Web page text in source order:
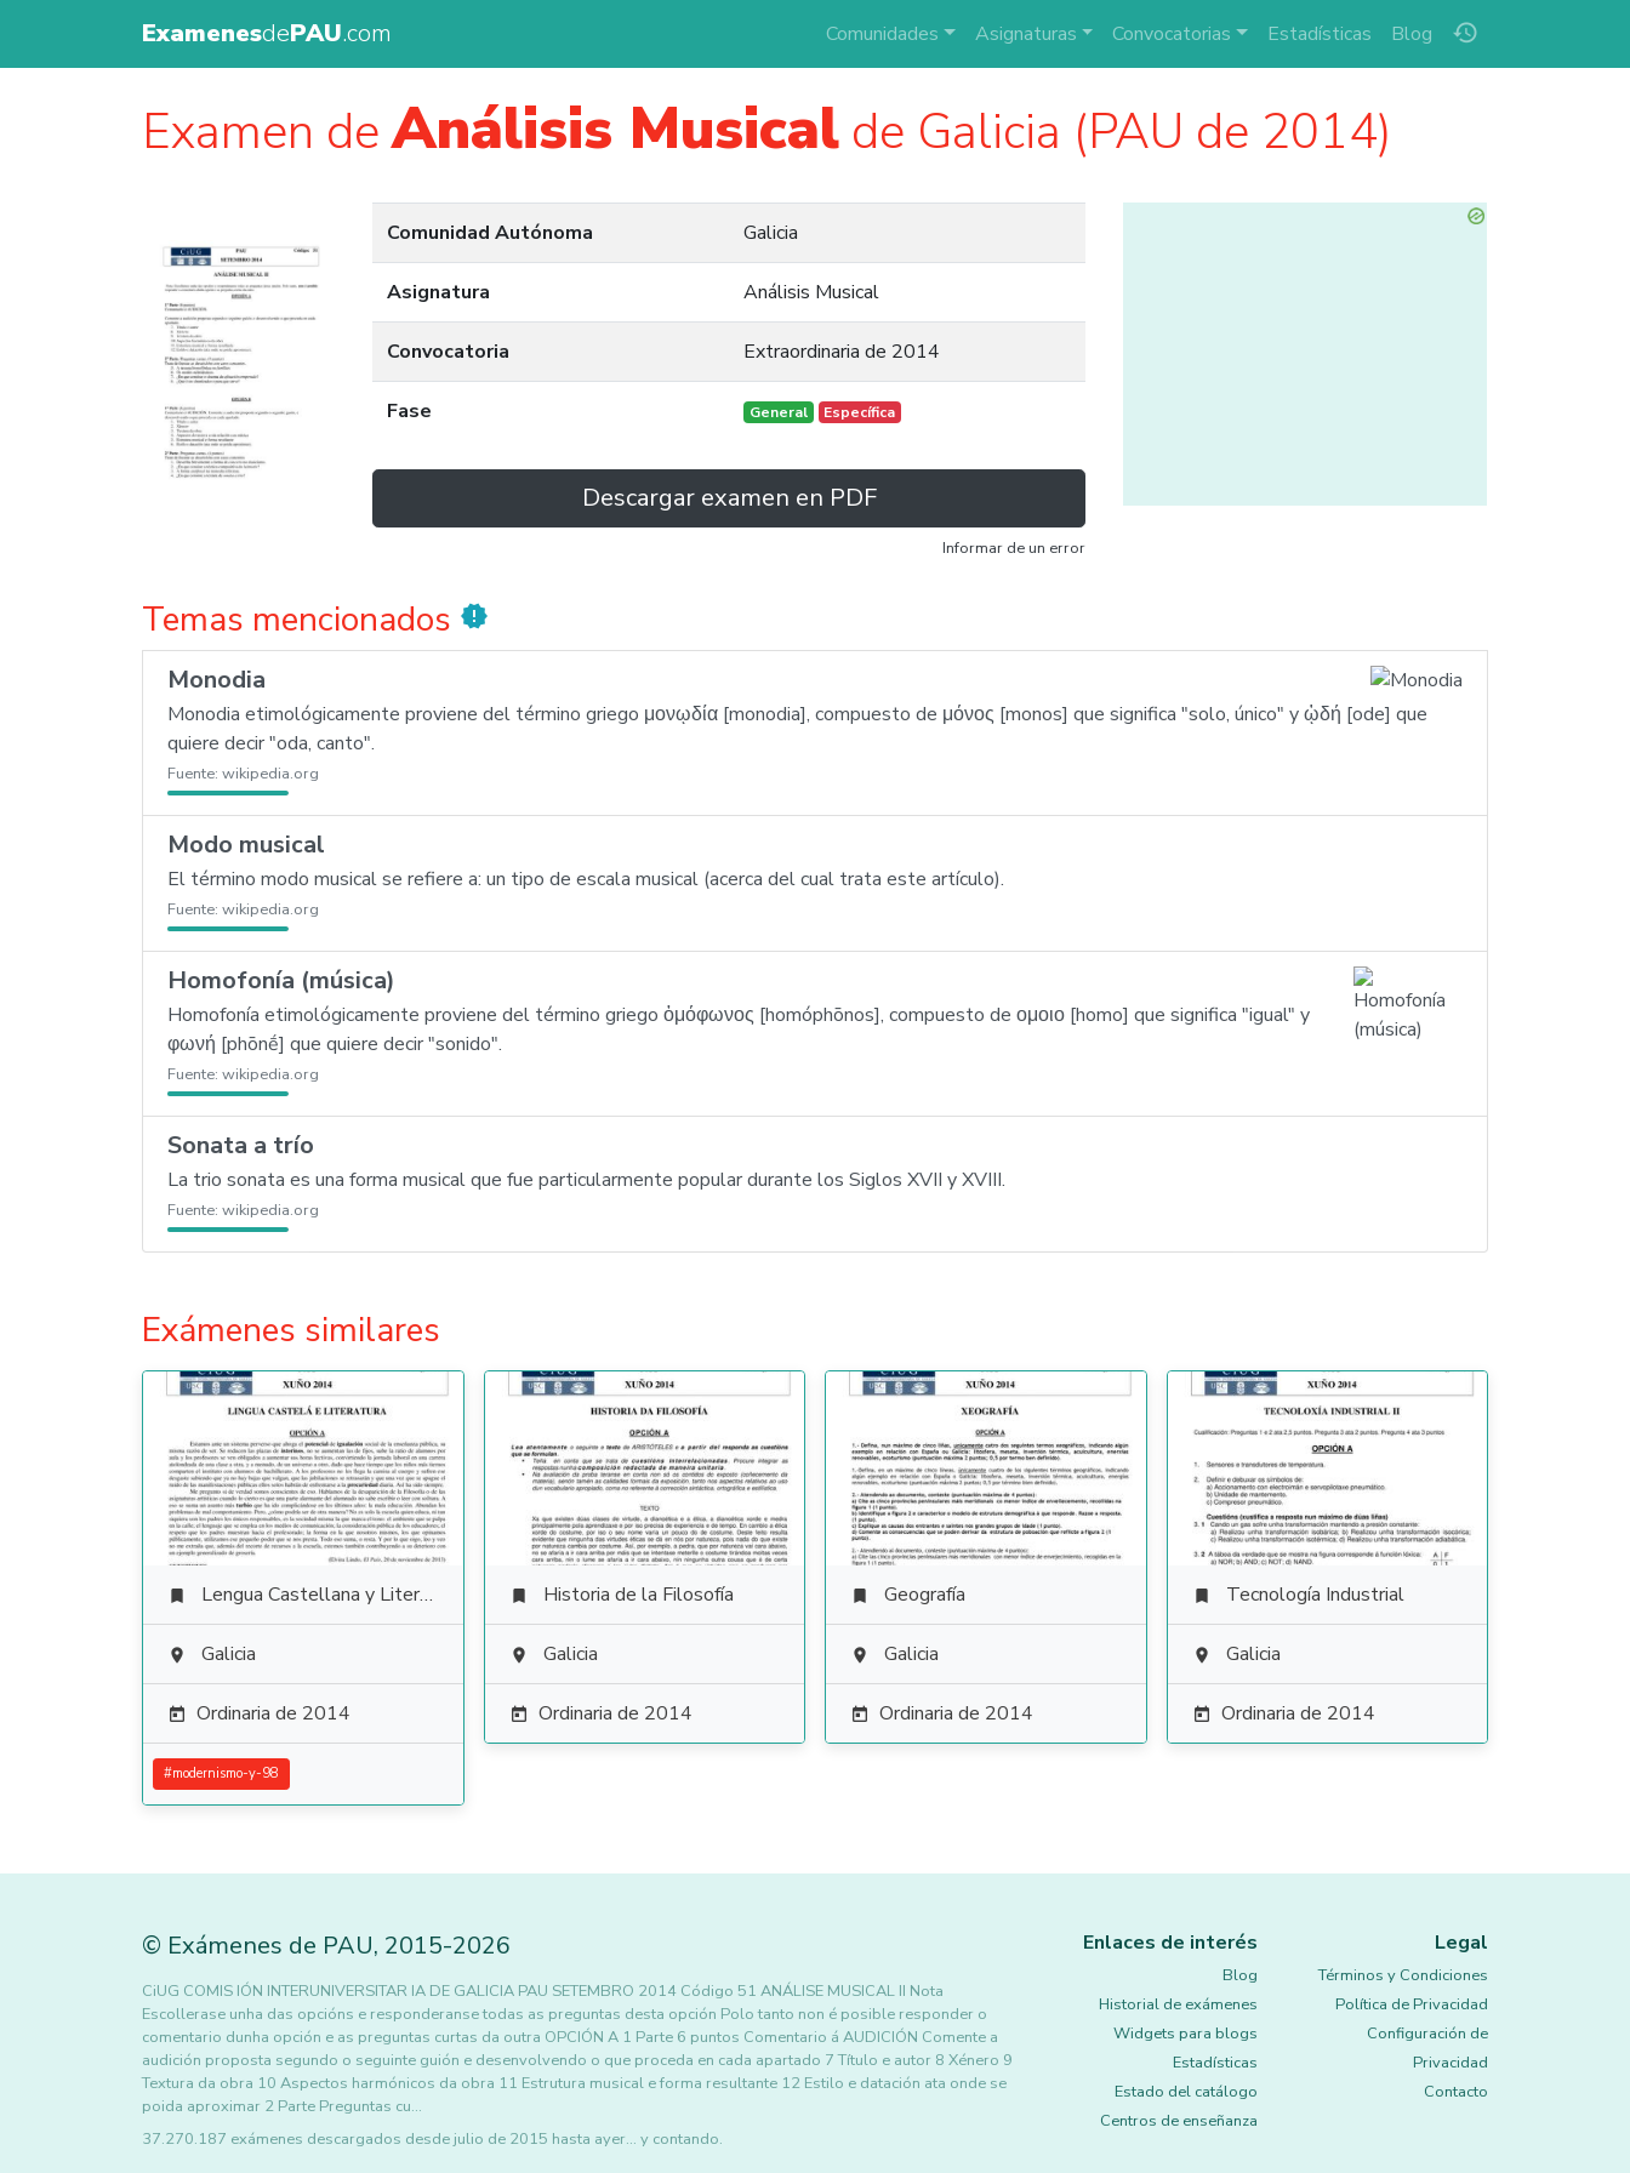
ExamenesdePAU.com history
Comunidades Asignaturas Convocatorias Estadísticas Blog
Examen deAnálisis Musical de Galicia (PAU de 2014)
Comunidad Autónoma Galicia
Asignatura Análisis Musical
Convocatoria Extraordinaria de 2014
Fase General Específica
Descargar examen en PDF
Informar de un error
Temas mencionados new_releases
Monodia
Monodia etimológicamente proviene del término griego μονῳδία [monodia], compuesto de μόνος [monos] que significa "solo, único" y ᾠδή [ode] que
quiere decir "oda, canto".
Fuente: wikipedia.org
Modo musical
El término modo musical se refiere a: un tipo de escala musical (acerca del cual trata este artículo).
Fuente: wikipedia.org
Homofonía (música)
Homofonía etimológicamente proviene del término griego ὁμόφωνος [homóphōnos], compuesto de ομοιο [homo] que significa "igual" y
φωνή [phōnḗ] que quiere decir "sonido".
Fuente: wikipedia.org
Sonata a trío
La trio sonata es una forma musical que fue particularmente popular durante los Siglos XVII y XVIII.
Fuente: wikipedia.org
Exámenes similares
 Lengua Castellana y Literatura
 Galicia
 Ordinaria de 2014
#modernismo-y-98
 Historia de la Filosofía
 Galicia
 Ordinaria de 2014
 Geografía
 Galicia
 Ordinaria de 2014
 Tecnología Industrial
 Galicia
 Ordinaria de 2014
© Exámenes de PAU, 2015-2026
CiUG COMIS IÓN INTERUNIVERSITAR IA DE GALICIA PAU SETEMBRO 2014 Código 51 ANÁLISE MUSICAL II Nota
Escollerase unha das opcións e responderanse todas as preguntas desta opción Polo tanto non é posible responder o
comentario dunha opción e as preguntas curtas da outra OPCIÓN A 1 Parte 6 puntos Comentario á AUDICIÓN Comente a
audición proposta segundo o seguinte guión e desenvolvendo o que proceda en cada apartado 7 Título e autor 8 Xénero 9
Textura da obra 10 Aspectos harmónicos da obra 11 Estrutura musical e forma resultante 12 Estilo e datación ata onde se
poida aproximar 2 Parte Preguntas cu…
37.270.187 exámenes descargados desde julio de 2015 hasta ayer... y contando.
Enlaces de interés
Blog
Historial de exámenes
Widgets para blogs
Estadísticas
Estado del catálogo
Centros de enseñanza
Legal
Términos y Condiciones
Política de Privacidad
Configuración de
Privacidad
Contacto